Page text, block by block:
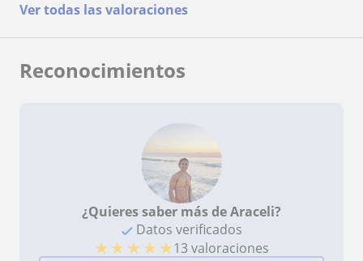
Ver todas las valoraciones
Reconocimientos
¿Quieres saber más de Araceli?
Datos verificados
★ ★ ★ ★ ★13 valoraciones